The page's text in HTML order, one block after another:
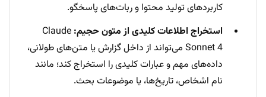
کاربردهای تولید محتوا و ربات‌های پاسخگو.
استخراج اطلاعات کلیدی از متون حجیم: Claude
Sonnet 4 می‌تواند از داخل گزارش یا متن‌های طولانی،
داده‌های مهم و عبارات کلیدی را استخراج کند؛ مانند
نام اشخاص، تاریخ‌ها، یا موضوعات بحث.